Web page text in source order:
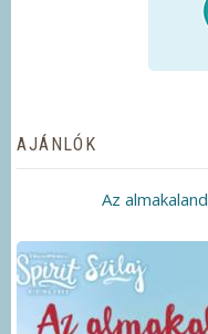
AJÁNLÓK
Az almakaland